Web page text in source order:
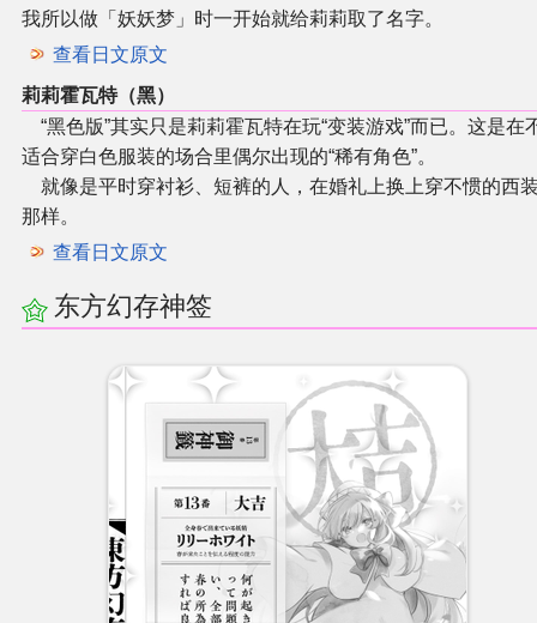
我所以做「妖妖梦」时一开始就给莉莉取了名字。
查看日文原文
莉莉霍瓦特（黑）
“黑色版”其实只是莉莉霍瓦特在玩“变装游戏”而已。这是在
适合穿白色服装的场合里偶尔出现的“稀有角色”。
就像是平时穿衬衫、短裤的人，在婚礼上换上穿不惯的西
那样。
查看日文原文
东方幻存神签